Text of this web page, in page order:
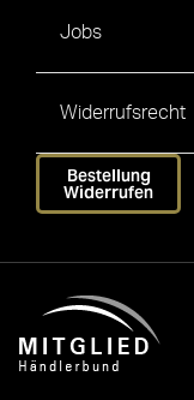
Jobs
Widerrufsrecht
Bestellung
Widerrufen